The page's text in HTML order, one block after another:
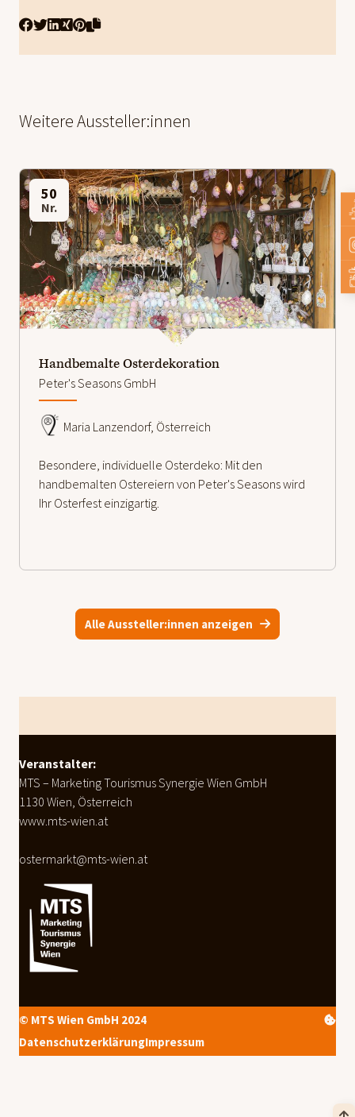
Weitere Aussteller:innen
50
Nr.
Handbemalte Osterdekoration
Peter's Seasons GmbH
Maria Lanzendorf, Österreich
Besondere, individuelle Osterdeko: Mit den
handbemalten Ostereiern von Peter's Seasons wird
Ihr Osterfest einzigartig.
Alle Aussteller:innen anzeigen
Veranstalter:
MTS – Marketing Tourismus Synergie Wien GmbH
1130 Wien, Österreich
www.mts-wien.at
ostermarkt@mts-wien.at
© MTS Wien GmbH 2024
DatenschutzerklärungImpressum